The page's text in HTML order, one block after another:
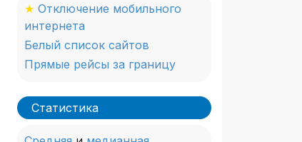
★ Отключение мобильного
интернета
Белый список сайтов
Прямые рейсы за границу
Статистика